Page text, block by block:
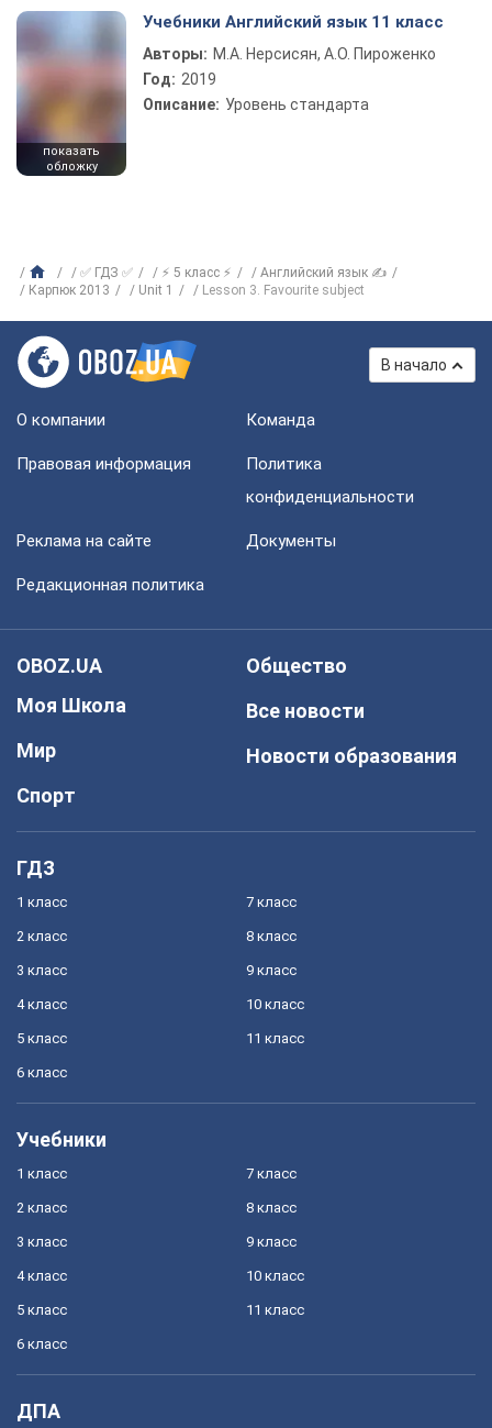
показать
обложку
Учебники Английский язык 11 класс
Авторы: М.А. Нерсисян, А.О. Пироженко
Год: 2019
Описание: Уровень стандарта
✅ ГДЗ ✅ ⚡ 5 класс ⚡
Английский язык ✍
Карпюк 2013
Unit 1 Lesson 3. Favourite subject
В начало
О компании Команда
Правовая информация
Политика
конфиденциальности
Реклама на сайте Документы
Редакционная политика
OBOZ.UA
Моя Школа
Мир
Спорт
Общество
Все новости
Новости образования
ГДЗ
1 класс
2 класс
3 класс
4 класс
5 класс
6 класс
7 класс
8 класс
9 класс
10 класс
11 класс
Учебники
1 класс
2 класс
3 класс
4 класс
5 класс
6 класс
7 класс
8 класс
9 класс
10 класс
11 класс
ДПА